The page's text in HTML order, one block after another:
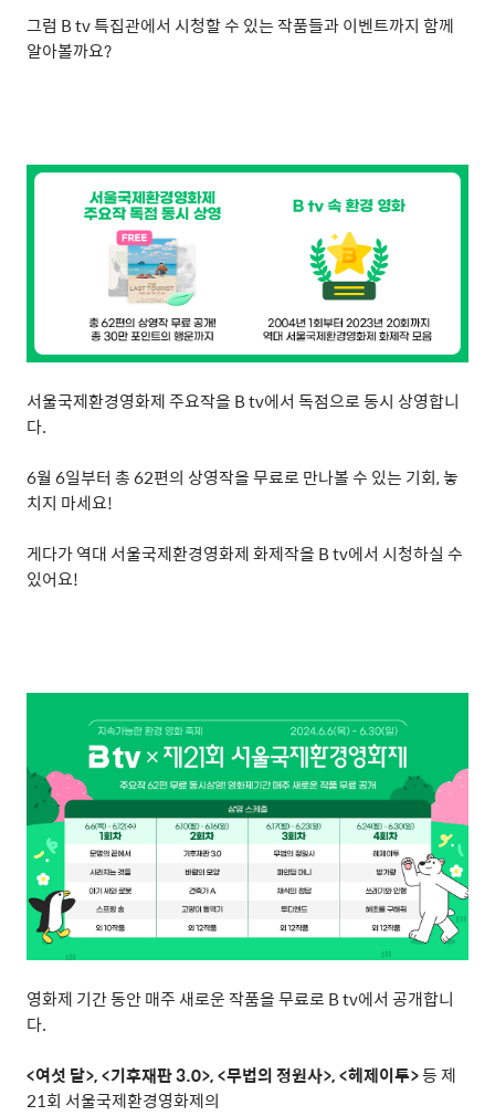
그럼 B tv특집관에서 시청할 수 있는 작품들과 이벤트까지 함께
알아볼까요?
서울국제환경영화제 주요작을 B tv에서 독점으로 동시 상영합니
다.
6월 6일부터 총62편의 상영작을 무료로 만나볼 수 있는 기회,놓
치지 마세요!
게다가 역대 서울국제환경영화제 화제작을 B tv에서 시청하실 수
있어요!
영화제 기간 동안 매주 새로운 작품을 무료로 B tv에서 공개합니
다.
<여섯 달>, <기후재판3.0>, <무법의 정원사>, <헤제이투>등 제
21회 서울국제환경영화제의